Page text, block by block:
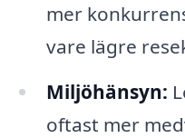
mer
vare lägre
Miljöhänsyn:
oftast mer